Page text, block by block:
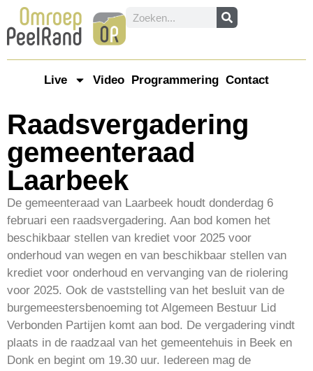
Live Video Programmering Contact
Raadsvergadering
gemeenteraad
Laarbeek
De gemeenteraad van Laarbeek houdt donderdag 6
februari een raadsvergadering. Aan bod komen het
beschikbaar stellen van krediet voor 2025 voor
onderhoud van wegen en van beschikbaar stellen van
krediet voor onderhoud en vervanging van de riolering
voor 2025. Ook de vaststelling van het besluit van de
burgemeestersbenoeming tot Algemeen Bestuur Lid
Verbonden Partijen komt aan bod. De vergadering vindt
plaats in de raadzaal van het gemeentehuis in Beek en
Donk en begint om 19.30 uur. Iedereen mag de